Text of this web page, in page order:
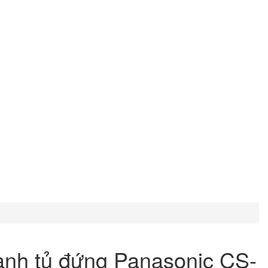
tủ đứng Panasonic CS-